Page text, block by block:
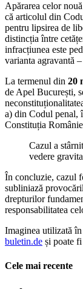
Apărarea celor
că articolul din
pentru lipsirea de
distincția între
infracțiunea este
varianta agravantă
La termenul din 20
de Apel București,
a) din Codul penal,
Constituția
Cazul a
vedere
În concluzie, cazul
subliniază
drepturilor
responsabilitatea
Imaginea utilizată
buletin.de și poate
Cele mai recente